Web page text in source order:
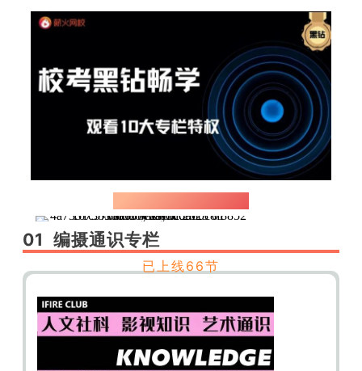
· 通识素养·内容简介 ·*编导&摄影艺考生都要
了解的通识素养知识*
包含人文社科、影视艺术等通识包含各类时
事热点、影视基础知识
01 编摄通识专栏
已上线66节